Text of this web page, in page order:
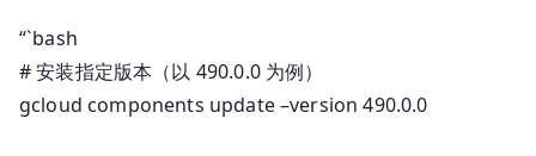
“`bash
# 安装指定版本（以 490.0.0 为例）
gcloud components update –version 490.0.0